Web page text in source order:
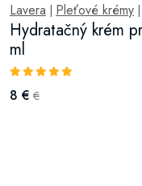
Lavera Pleťové krémy
Hydratačný krém
ml
8 € €